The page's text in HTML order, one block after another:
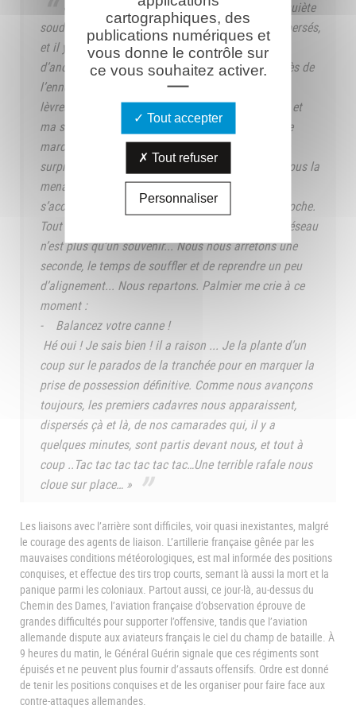
« Un court crépitement de mitrailleuses m’inquiète
soudain. Devant nous, des hommes courent. Dispersés,
et il y a dans le bruit et la fumée quelque chose
d’anormal. J’ai l’impression que nous sommes près de
l’ennemi, et, à nouveau je porte mon sifflet à mes
lèvres. Une série de petits coups de sifflet rapides et
ma section se déploie en tirailleurs sans cesser de
marcher. Je suis ainsi plus tranquille : s’il y a une
surprise nous serons en formation de combat... Sous la
menace que nous sentons peser, notre marche
s’accélère. Nous abordons la première tranchée boche.
Tout y est bouleversé à un point incroyable et le réseau
n’est plus qu’un souvenir... Nous nous arrêtons une
seconde, le temps de souffler et de reprendre un peu
d’alignement... Nous repartons. Palmier me crie à ce
moment :
- Balancez votre canne !
Hé oui ! Je sais bien ! il a raison ... Je la plante d’un
coup sur le parados de la tranchée pour en marquer la
prise de possession définitive. Comme nous avançons
toujours, les premiers cadavres nous apparaissent,
dispersés çà et là, de nos camarades qui, il y a
quelques minutes, sont partis devant nous, et tout à
coup ..Tac tac tac tac tac tac…Une terrible rafale nous
cloue sur place… »
Les liaisons avec l’arrière sont difficiles, voir quasi inexistantes, malgré
le courage des agents de liaison. L’artillerie française gênée par les
mauvaises conditions météorologiques, est mal informée des positions
conquises, et effectue des tirs trop courts, semant là aussi la mort et la
panique parmi les coloniaux. Partout aussi, ce jour-là, au-dessus du
Chemin des Dames, l’aviation française d’observation éprouve de
grandes difficultés pour supporter l’offensive, tandis que l’aviation
allemande dispute aux aviateurs français le ciel du champ de bataille. À
9 heures du matin, le Général Guérin signale que ces régiments sont
épuisés et ne peuvent plus fournir d’assauts offensifs. Ordre est donné
de tenir les positions conquises et de les organiser pour faire face aux
contre-attaques allemandes.
cartographiques, des
publications numériques et
vous donne le contrôle sur
ce vous souhaitez activer.
Tout accepter
Tout refuser
Personnaliser